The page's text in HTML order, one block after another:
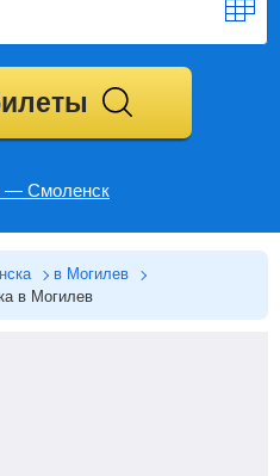
— Смоленск
в Могилев
в Могилев